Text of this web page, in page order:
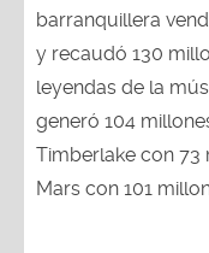
barranquillera
y recaudó 130
leyendas de la
generó 104
Timberlake con 73
Mars con 101